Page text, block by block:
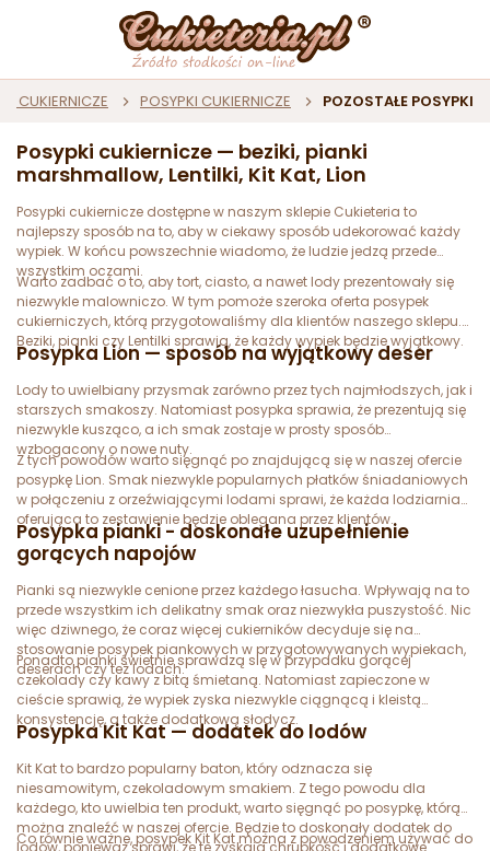
CUKIERNICZE POSYPKI CUKIERNICZE POZOSTAŁE POSYPKI
Posypki cukiernicze — beziki, pianki
marshmallow, Lentilki, Kit Kat, Lion
Posypki cukiernicze dostępne w naszym sklepie Cukieteria to
najlepszy sposób na to, aby w ciekawy sposób udekorować każdy
wypiek. W końcu powszechnie wiadomo, że ludzie jedzą przede
wszystkim oczami.
Warto zadbać o to, aby tort, ciasto, a nawet lody prezentowały się
niezwykle malowniczo. W tym pomoże szeroka oferta posypek
cukierniczych, którą przygotowaliśmy dla klientów naszego sklepu.
Beziki, pianki czy Lentilki sprawią, że każdy wypiek będzie wyjątkowy.
Posypka Lion — sposób na wyjątkowy deser
Lody to uwielbiany przysmak zarówno przez tych najmłodszych, jak i
starszych smakoszy. Natomiast posypka sprawia, że prezentują się
niezwykle kusząco, a ich smak zostaje w prosty sposób
wzbogacony o nowe nuty.
Z tych powodów warto sięgnąć po znajdującą się w naszej ofercie
posypkę Lion. Smak niezwykle popularnych płatków śniadaniowych
w połączeniu z orzeźwiającymi lodami sprawi, że każda lodziarnia
oferująca to zestawienie będzie oblegana przez klientów.
Posypka pianki - doskonałe uzupełnienie
gorących napojów
Pianki są niezwykle cenione przez każdego łasucha. Wpływają na to
przede wszystkim ich delikatny smak oraz niezwykła puszystość. Nic
więc dziwnego, że coraz więcej cukierników decyduje się na
stosowanie posypek piankowych w przygotowywanych wypiekach,
deserach czy też lodach.
Ponadto pianki świetnie sprawdzą się w przypadku gorącej
czekolady czy kawy z bitą śmietaną. Natomiast zapieczone w
cieście sprawią, że wypiek zyska niezwykle ciągnącą i kleistą
konsystencję, a także dodatkową słodycz.
Posypka Kit Kat — dodatek do lodów
Kit Kat to bardzo popularny baton, który odznacza się
niesamowitym, czekoladowym smakiem. Z tego powodu dla
każdego, kto uwielbia ten produkt, warto sięgnąć po posypkę, którą
można znaleźć w naszej ofercie. Będzie to doskonały dodatek do
Co równie ważne, posypek Kit Kat można z powodzeniem używać do